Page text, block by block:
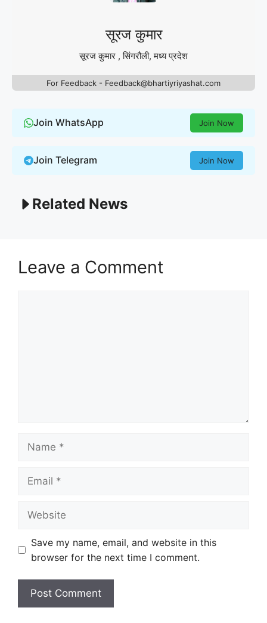
सूरज कुमार
सूरज कुमार , सिंगरौली, मध्य प्रदेश
For Feedback - Feedback@bhartiyriyashat.com
Join WhatsApp Join Now
Join Telegram Join Now
Related News
Leave a Comment
Save my name, email, and website in this
browser for the next time I comment.